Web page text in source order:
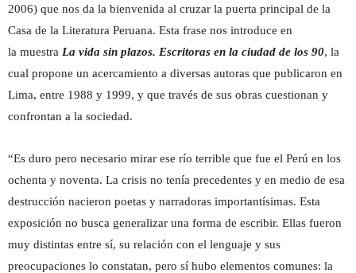
2006) que nos da la bienvenida al cruzar la puerta principal de la
Casa de la Literatura Peruana. Esta frase nos introduce en
la muestra La vida sin plazos. Escritoras en la ciudad de los 90, la
cual propone un acercamiento a diversas autoras que publicaron en
Lima, entre 1988 y 1999, y que través de sus obras cuestionan y
confrontan a la sociedad.
“Es duro pero necesario mirar ese río terrible que fue el Perú en los
ochenta y noventa. La crisis no tenía precedentes y en medio de esa
destrucción nacieron poetas y narradoras importantísimas. Esta
exposición no busca generalizar una forma de escribir. Ellas fueron
muy distintas entre sí, su relación con el lenguaje y sus
preocupaciones lo constatan, pero sí hubo elementos comunes: la